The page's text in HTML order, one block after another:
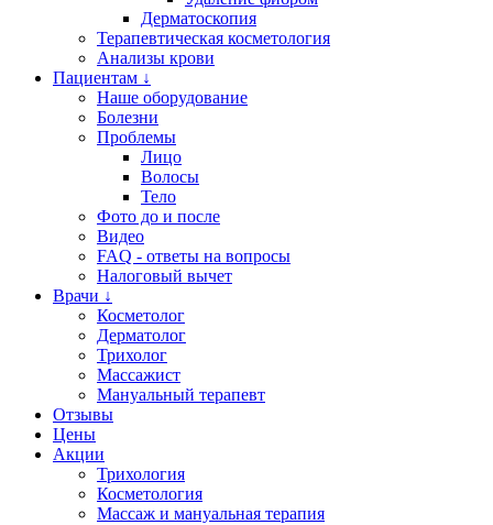
Дерматоскопия
Терапевтическая косметология
Анализы крови
Пациентам ↓
Наше оборудование
Болезни
Проблемы
Лицо
Волосы
Тело
Фото до и после
Видео
FAQ - ответы на вопросы
Налоговый вычет
Врачи ↓
Косметолог
Дерматолог
Трихолог
Массажист
Мануальный терапевт
Отзывы
Цены
Акции
Трихология
Косметология
Массаж и мануальная терапия